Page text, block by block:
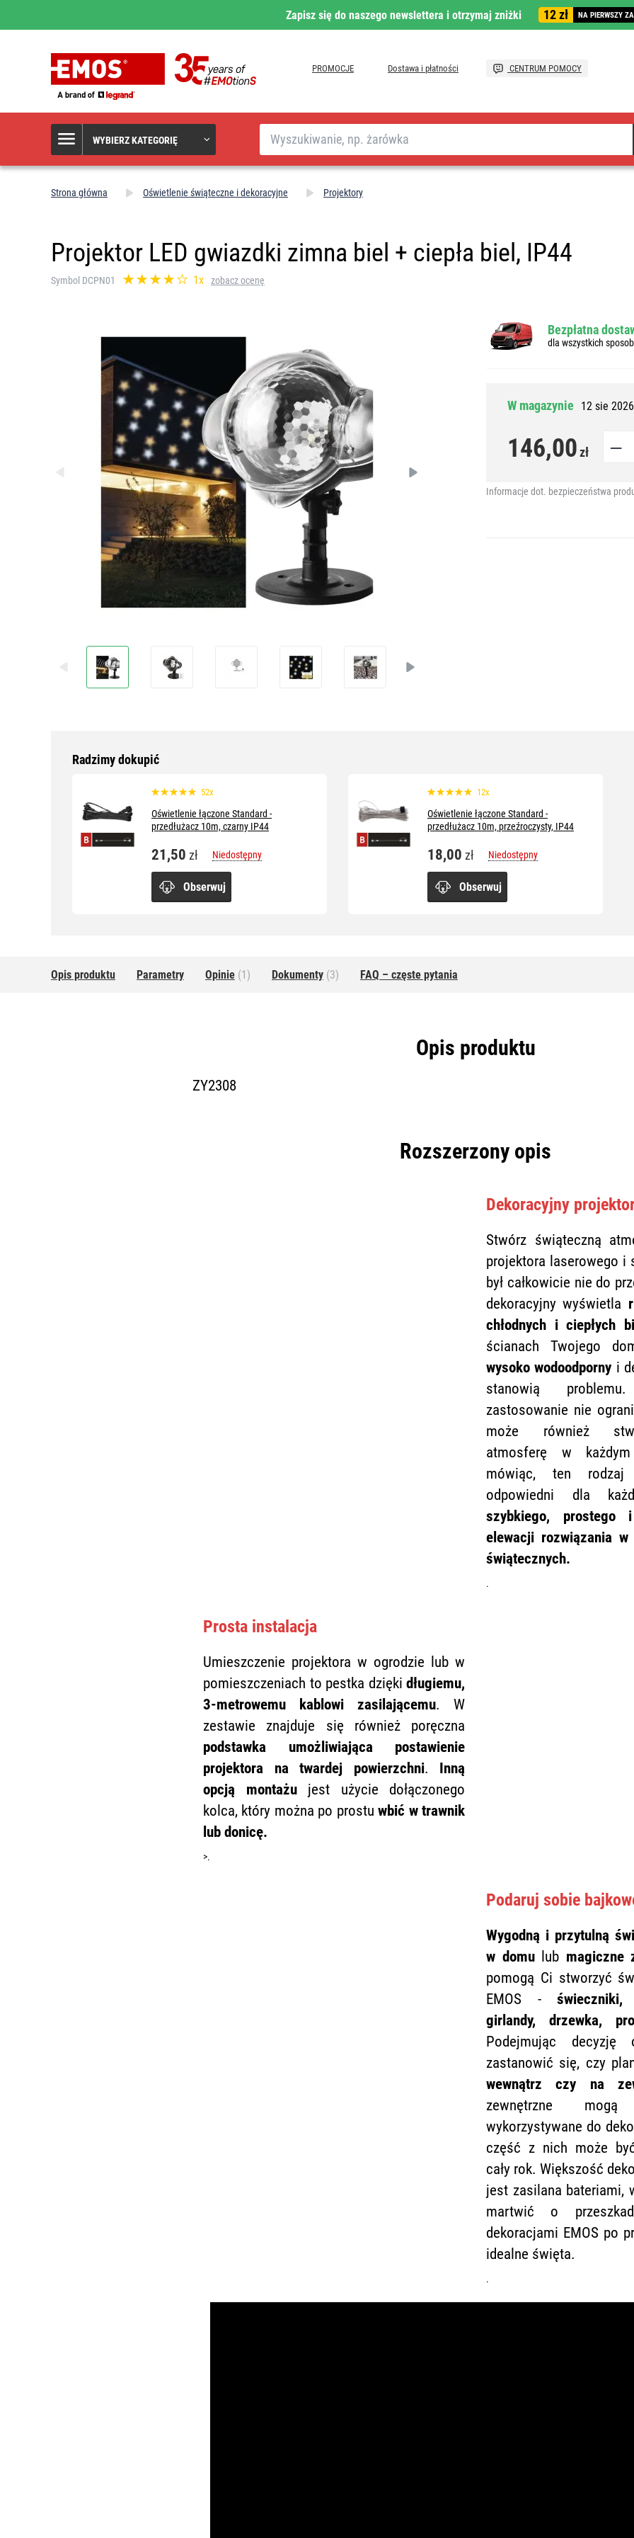
Zapisz się do naszego newslettera i otrzymaj zniżki 12 zł NA PIERWSZY
PROMOCJE Dostawa i płatności CENTRUM POMOCY
WYBIERZ KATEGORIĘ
Szukaj
Strona główna Oświetlenie świąteczne i dekoracyjne Projektory
Projektor LED gwiazdki zimna biel + ciepła biel, IP44
Symbol DCPN01 1x zobacz ocenę
Bezpłatna
dla wszystkich
W magazynie 12 sie
146,00zł
Informacje dot. bezpieczeństwa
Radzimy dokupić
52x
Oświetlenie łączone Standard -
przedłużacz 10m, czarny IP44
21,50 zł Niedostępny
Obserwuj
12x
Oświetlenie łączone Standard -
przedłużacz 10m, przeźroczysty, IP44
18,00 zł Niedostępny
Obserwuj
Opis produktu Parametry Opinie (1) Dokumenty (3) FAQ – częste pytania
Opis produktu
ZY2308
Rozszerzony opis
Dekoracyjny
Stwórz świąteczną
projektora laserowego i
był całkowicie nie do
dekoracyjny wyświetla
chłodnych i ciepłych
ścianach Twojego
wysoko wodoodporny i
stanowią
zastosowanie nie
może również
atmosferę w
mówiąc, ten rodzaj
odpowiedni dla
szybkiego, prostego
elewacji rozwiązania
świątecznych.
.
Prosta instalacja
Umieszczenie projektora w ogrodzie lub w
pomieszczeniach to pestka dzięki długiemu,
3-metrowemu kablowi zasilającemu. W
zestawie znajduje się również poręczna
podstawka umożliwiająca postawienie
projektora na twardej powierzchni. Inną
opcją montażujest użycie dołączonego
kolca, który można po prostuwbić w trawnik
lub donicę.
>.
Podaruj sobie
Wygodną i przytulną
w domulub magiczne
pomogą Ci stworzyć
EMOS -
girlandy, drzewka,
Podejmując
zastanowić się, czy
wewnątrz czy na
zewnętrzne
wykorzystywane do
część z nich może
cały rok. Większość
jest zasilana bateriami,
martwić o
dekoracjami EMOS po
idealne święta.
.